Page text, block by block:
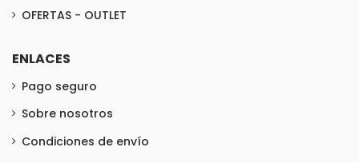
OFERTAS - OUTLET
ENLACES
Pago seguro
Sobre nosotros
Condiciones de envío